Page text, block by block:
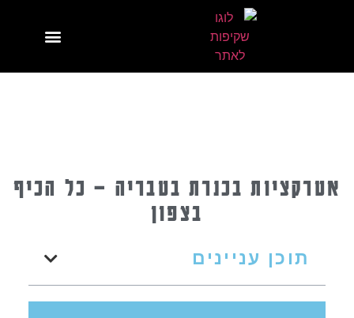
אטרקציות בכנרת בטבריה – כל הכיף
בצפון
תוכן עניינים